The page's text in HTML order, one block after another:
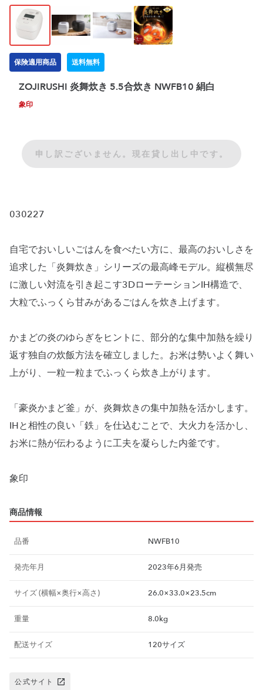
保険適用商品 送料無料
ZOJIRUSHI 炎舞炊き 5.5合炊き NWFB10 絹白
象印
申し訳ございません。現在貸し出し中です。
030227
自宅でおいしいごはんを食べたい方に、最高のおいしさを
追求した「炎舞炊き」シリーズの最高峰モデル。縦横無尽
に激しい対流を引き起こす3DローテーションIH構造で、
大粒でふっくら甘みがあるごはんを炊き上げます。
かまどの炎のゆらぎをヒントに、部分的な集中加熱を繰り
返す独自の炊飯方法を確立しました。お米は勢いよく舞い
上がり、一粒一粒までふっくら炊き上がります。
「豪炎かまど釜」が、炎舞炊きの集中加熱を活かします。
IHと相性の良い「鉄」を仕込むことで、大火力を活かし、
お米に熱が伝わるように工夫を凝らした内釜です。
象印
商品情報
品番 NWFB10
発売年月 2023年6月発売
サイズ (横幅×奥行×高さ) 26.0×33.0×23.5cm
重量 8.0kg
配送サイズ 120サイズ
公式サイト